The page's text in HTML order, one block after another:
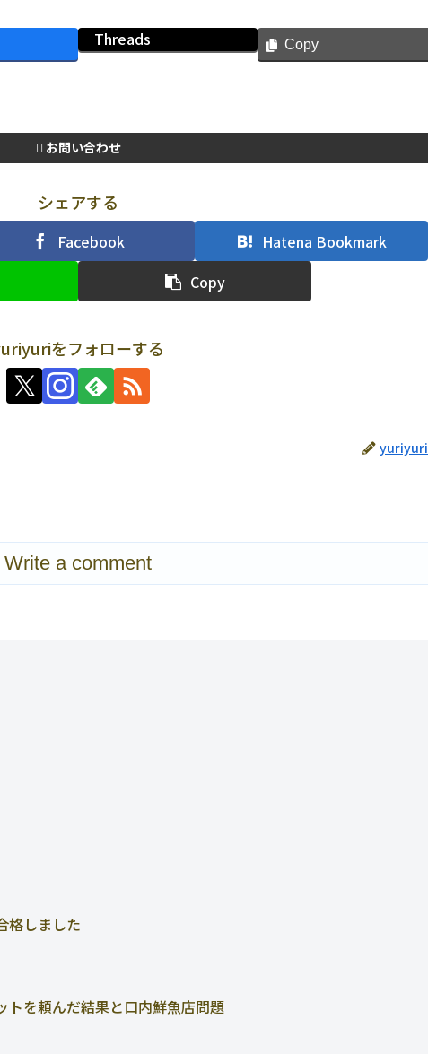
Threads Copy
お問い合わせ
シェアする
Facebook
Hatena Bookmark
Copy
をフォローする
yuriyuri
Write a comment
しました
トを頼んだ結果と口内鮮魚店問題